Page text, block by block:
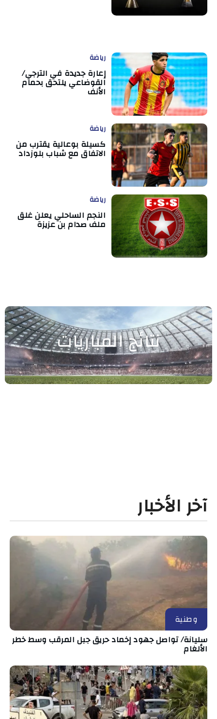
رياضة
إعارة جديدة في الترجي/
القوضاعي يلتحق بحمام
الأنف
رياضة
كسيلة بوعالية يقترب من
الاتفاق مع شباب بلوزداد
رياضة
النجم الساحلي يعلن غلق
ملف صدام بن عزيزة
نتائج المباريات
آخر الأخبار
وطنية
سليانة/ تواصل جهود إخماد حريق جبل المرقب وسط خطر
الألغام